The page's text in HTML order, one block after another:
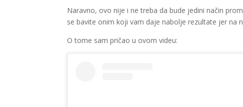
Naravno, ovo nije i ne treba da bude jedini način
se bavite onim koji vam daje nabolje rezultate jer na
O tome sam pričao u ovom videu: